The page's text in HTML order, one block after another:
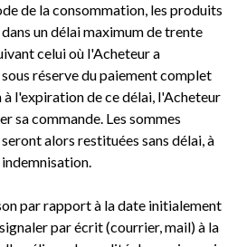
de la consommation, les produits
un délai maximum de trente
celui où l'Acheteur a
réserve du paiement complet
l'expiration de ce délai, l'Acheteur
sa commande. Les sommes
alors restituées sans délai, à
par rapport à la date initialement
par écrit (courrier, mail) à la